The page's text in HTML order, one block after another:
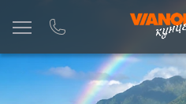
Информация Фото